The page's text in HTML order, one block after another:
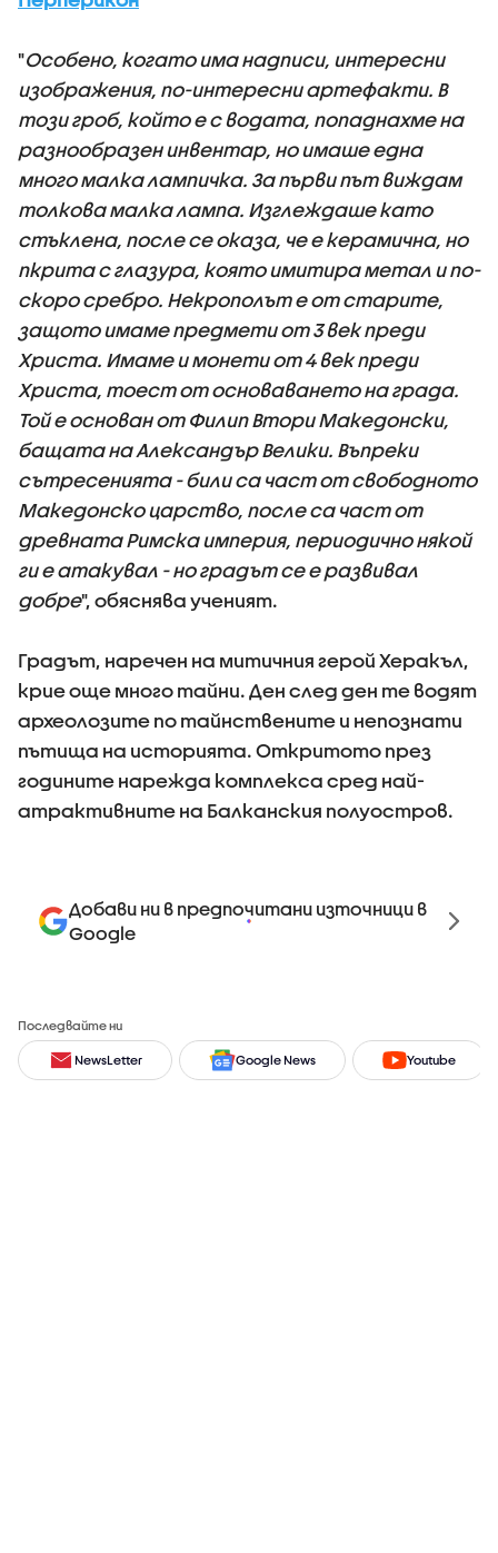
"Особено, когато има надписи, интересни
изображения, по-интересни артефакти. В
този гроб, който е с водата, попаднахме на
разнообразен инвентар, но имаше една
много малка лампичка. За първи път виждам
толкова малка лампа. Изглеждаше като
стъклена, после се оказа, че е керамична, но
пкрита с глазура, която имитира метал и по-
скоро сребро. Некрополът е от старите,
защото имаме предмети от 3 век преди
Христа. Имаме и монети от 4 век преди
Христа, тоест от основаването на града.
Той е основан от Филип Втори Македонски,
бащата на Александър Велики. Въпреки
сътресенията - били са част от свободното
Македонско царство, после са част от
древната Римска империя, периодично някой
ги е атакувал - но градът се е развивал
добре", обяснява ученият.
Градът, наречен на митичния герой Херакъл,
крие още много тайни. Ден след ден те водят
археолозите по тайнствените и непознати
пътища на историята. Откритото през
годините нарежда комплекса сред най-
атрактивните на Балканския полуостров.
Добави ни в предпочитани източници в
Google
Последвайте ни
NewsLetter Google News Youtube